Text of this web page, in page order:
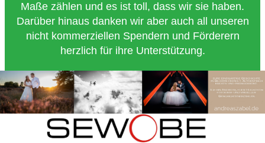
Maße zählen und es ist toll, dass wir sie haben.
Darüber hinaus danken wir aber auch all unseren
nicht kommerziellen Spendern und Förderern
herzlich für ihre Unterstützung.